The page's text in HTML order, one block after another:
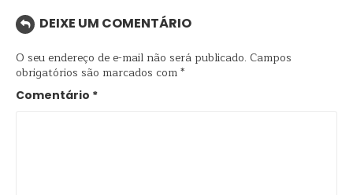
DEIXE UM COMENTÁRIO
O seu endereço de e-mail não será publicado. Campos
obrigatórios são marcados com*
Comentário *